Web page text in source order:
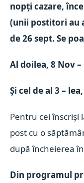
nopți cazare,
(unii postitori au
de 26 sept. Se
Al doilea, 8 Nov
Și cel de al 3 –
Pentru cei înscriși
post cu o
după încheierea
Din programul